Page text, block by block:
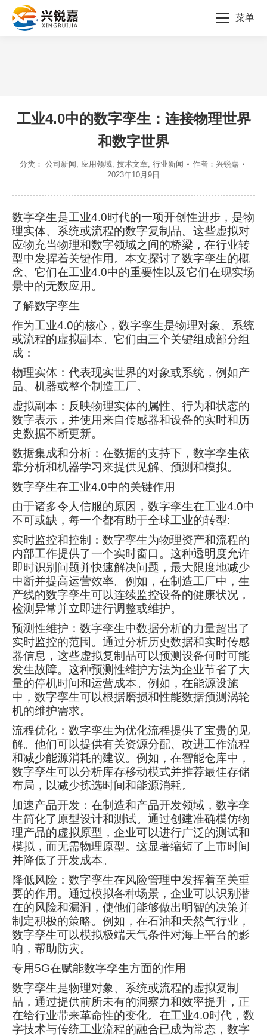
菜单
工业4.0中的数字孪生：连接物理世界
和数字世界
分类： 公司新闻, 应用领域, 技术文章, 行业新闻 作者： 兴锐嘉
2023年10月9日
数字孪生是工业4.0时代的一项开创性进步，是物
理实体、系统或流程的数字复制品。这些虚拟对
应物充当物理和数字领域之间的桥梁，在行业转
型中发挥着关键作用。本文探讨了数字孪生的概
念、它们在工业4.0中的重要性以及它们在现实场
景中的无数应用。
了解数字孪生
作为工业4.0的核心，数字孪生是物理对象、系统
或流程的虚拟副本。它们由三个关键组成部分组
成：
物理实体：代表现实世界的对象或系统，例如产
品、机器或整个制造工厂。
虚拟副本：反映物理实体的属性、行为和状态的
数字表示，并使用来自传感器和设备的实时和历
史数据不断更新。
数据集成和分析：在数据的支持下，数字孪生依
靠分析和机器学习来提供见解、预测和模拟。
数字孪生在工业4.0中的关键作用
由于诸多令人信服的原因，数字孪生在工业4.0中
不可或缺，每一个都有助于全球工业的转型:
实时监控和控制：数字孪生为物理资产和流程的
内部工作提供了一个实时窗口。这种透明度允许
即时识别问题并快速解决问题，最大限度地减少
中断并提高运营效率。例如，在制造工厂中，生
产线的数字孪生可以连续监控设备的健康状况，
检测异常并立即进行调整或维护。
预测性维护：数字孪生中数据分析的力量超出了
实时监控的范围。通过分析历史数据和实时传感
器信息，这些虚拟复制品可以预测设备何时可能
发生故障。这种预测性维护方法为企业节省了大
量的停机时间和运营成本。例如，在能源设施
中，数字孪生可以根据磨损和性能数据预测涡轮
机的维护需求。
流程优化：数字孪生为优化流程提供了宝贵的见
解。他们可以提供有关资源分配、改进工作流程
和减少能源消耗的建议。例如，在智能仓库中，
数字孪生可以分析库存移动模式并推荐最佳存储
布局，以减少拣选时间和能源消耗。
加速产品开发：在制造和产品开发领域，数字孪
生简化了原型设计和测试。通过创建准确模仿物
理产品的虚拟原型，企业可以进行广泛的测试和
模拟，而无需物理原型。这显著缩短了上市时间
并降低了开发成本。
降低风险：数字孪生在风险管理中发挥着至关重
要的作用。通过模拟各种场景，企业可以识别潜
在的风险和漏洞，使他们能够做出明智的决策并
制定积极的策略。例如，在石油和天然气行业，
数字孪生可以模拟极端天气条件对海上平台的影
响，帮助防灾。
专用5G在赋能数字孪生方面的作用
数字孪生是物理对象、系统或流程的虚拟复制
品，通过提供前所未有的洞察力和效率提升，正
在给行业带来革命性的变化。在工业4.0时代，数
字技术与传统工业流程的融合已成为常态，数字